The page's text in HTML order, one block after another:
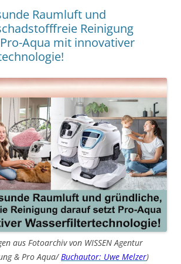
Raumluft und
Reinigung
Aqua mit innovativer
aus Fotoarchiv von WISSEN Agentur
& Pro Aqua/Buchautor: Uwe Melzer)